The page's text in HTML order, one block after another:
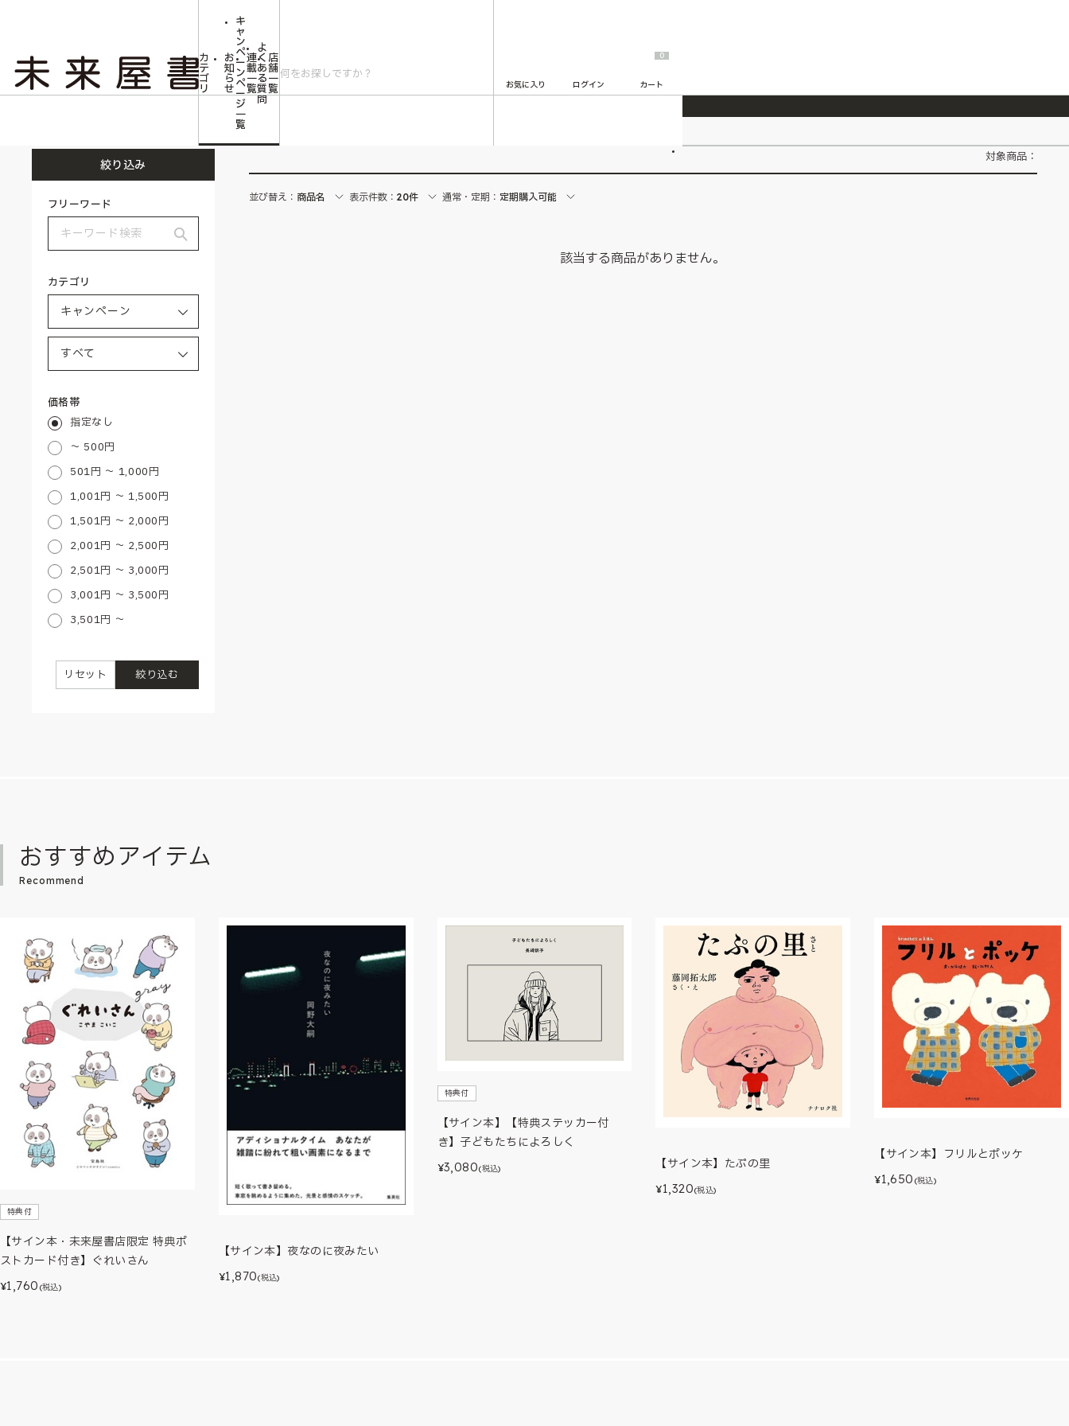
2026/7/23 『ONE PIECE magazine 021 ONE PIECEカード付き同梱版』発売延期のご案内
カ
テ
ゴ
リ
お
知
ら
せ
キ
ャ
ン
ペ
ー
ン
ペ
ー
ジ
一
覧
連
載
一
覧
よ
く
あ
る
質
問
店
舗
一
覧
お気に入り ログイン
0
カート
絞り込み
フリーワード
カテゴリ
価格帯
指定なし
～ 500円
501円 ～ 1,000円
1,001円 ～ 1,500円
1,501円 ～ 2,000円
2,001円 ～ 2,500円
2,501円 ～ 3,000円
3,001円 ～ 3,500円
3,501円 ～
絞り込む
リセット
対象商品：
並び替え： 商品名 表示件数： 20件 通常・定期： 定期購入可能
該当する商品がありません。
おすすめアイテム
Recommend
特典付
【サイン本・未来屋書店限定 特典ポ
ストカード付き】ぐれいさん
¥1,760 (税込)
【サイン本】夜なのに夜みたい
¥1,870(税込)
特典付
【サイン本】【特典ステッカー付
き】子どもたちによろしく
¥3,080(税込) 【サイン本】たぷの里
¥1,320(税込)
【サイン本】フリルとポッケ
¥1,650 (税込)